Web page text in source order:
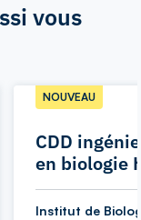
vous
CDD
en biologie
NOUVEAU
Institut de